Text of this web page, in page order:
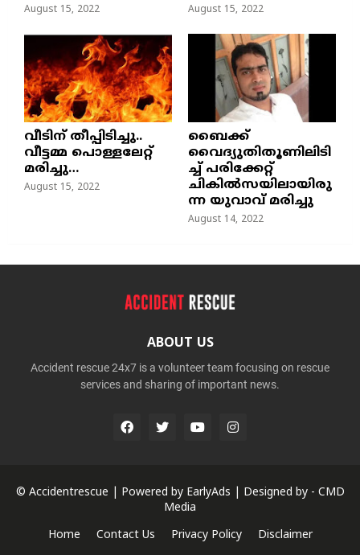
August 15, 2022 August 15, 2022
വീടിന് തീപ്പിടിച്ചു..
വീട്ടമ്മ പൊള്ളലേറ്റ്
മരിച്ചു…
August 15, 2022
ബൈക്ക്
വൈദ്യുതിതൂണിലിടി
ച്ച്‌ പരിക്കേറ്റ്
ചികില്‍സയിലായിരു
ന്ന യുവാവ് മരിച്ചു
August 14, 2022
ABOUT US
Accident rescue 24x7 is a volunteer team focusing on rescue
services and sharing of important news.
© Accidentrescue | Powered by EarlyAds | Designed by - CMD
Media
Home
Contact Us Privacy Policy Disclaimer